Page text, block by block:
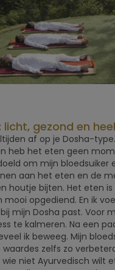
gezond en
af op je Dosha-
heb het eten geen
om mijn bloedsuiker
aan het eten en de
houtje bijten. Het eten is
opgediend. En ik
mijn Dosha past. Voor
te kalmeren. Na een
ik beweeg. Mijn
zelfs zo
niet Ayurvedisch wilt